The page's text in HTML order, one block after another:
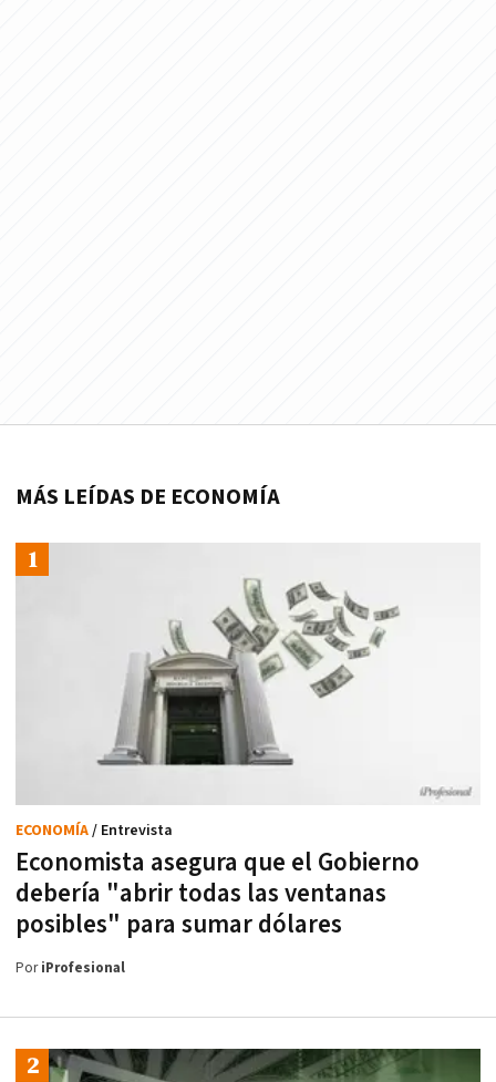
MÁS LEÍDAS DE ECONOMÍA
Economista asegura que el Gobierno
debería "abrir todas las ventanas
posibles" para sumar dólares
ECONOMÍA/ Entrevista
PoriProfesional